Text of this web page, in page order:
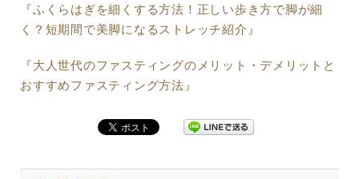
『ふくらはぎを細くする方法！正しい歩き方で脚が細
く？短期間で美脚になるストレッチ紹介』
『大人世代のファスティングのメリット・デメリットと
おすすめファスティング方法』